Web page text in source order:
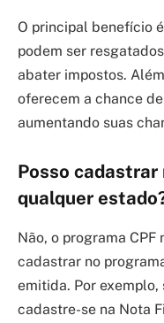
O principal benefício
podem ser
abater impostos.
oferecem a chance
aumentando suas
Posso cadastrar
qualquer
Não, o programa
cadastrar no
emitida. Por exemplo,
cadastre-se na Nota